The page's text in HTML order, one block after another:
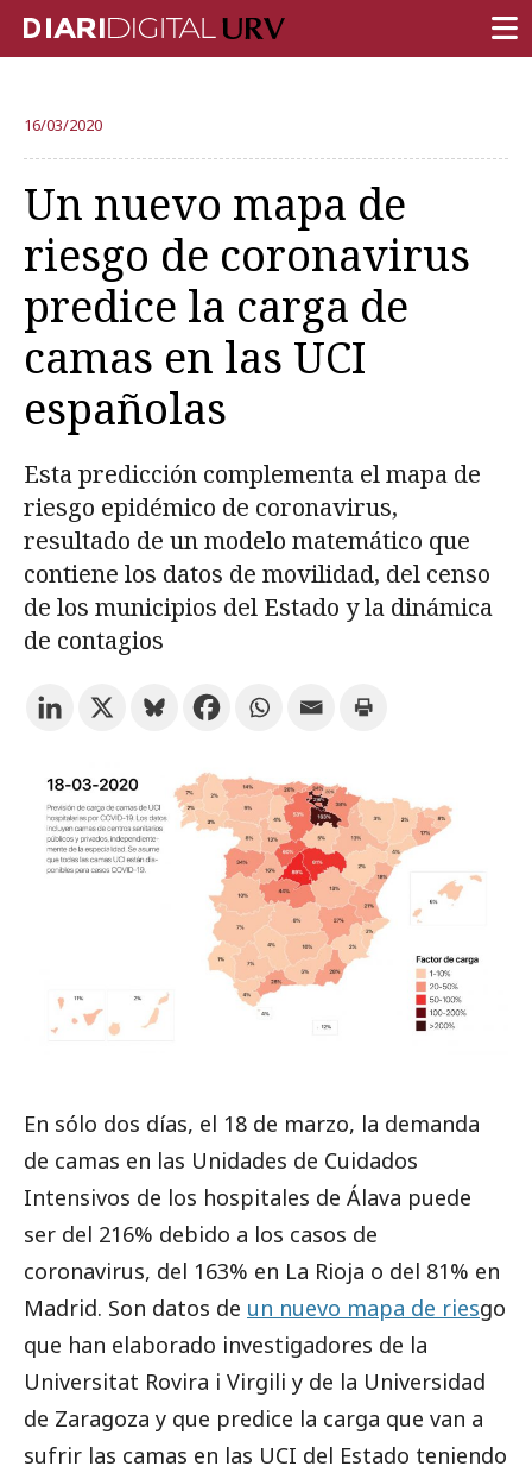
INVESTIGACIÓN
DOCENCIA
INSTITUCIÓN
VIDA EN EL CAMPUS
COMUNIDAD URV
REPORTAJES
Ámbitos universitarios
Prueba la búsqueda avanzada
16/03/2020
Un nuevo mapa de
riesgo de coronavirus
predice la carga de
camas en las UCI
españolas
Esta predicción complementa el mapa de
riesgo epidémico de coronavirus,
resultado de un modelo matemático que
contiene los datos de movilidad, del censo
de los municipios del Estado y la dinámica
de contagios
En sólo dos días, el 18 de marzo, la demanda
de camas en las Unidades de Cuidados
Intensivos de los hospitales de Álava puede
ser del 216% debido a los casos de
coronavirus, del 163% en La Rioja o del 81% en
Madrid. Son datos de un nuevo mapa de riesgo
que han elaborado investigadores de la
Universitat Rovira i Virgili y de la Universidad
de Zaragoza y que predice la carga que van a
sufrir las camas en las UCI del Estado teniendo